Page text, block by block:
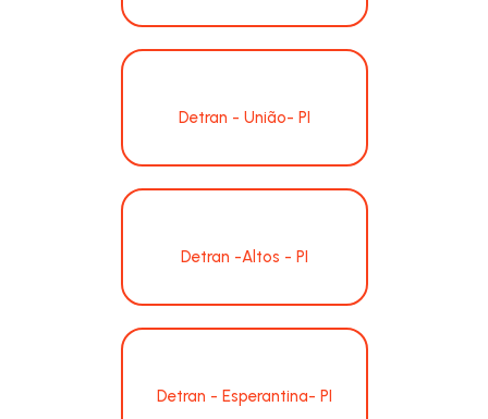
Detran - União- PI
Detran -Altos - PI
Detran - Esperantina- PI